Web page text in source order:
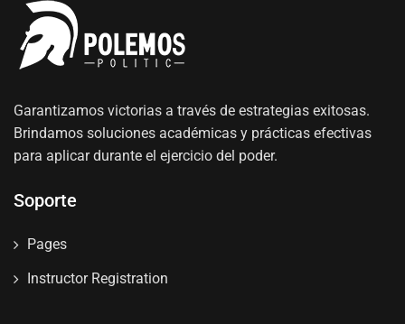
Garantizamos victorias a través de estrategias exitosas.
Brindamos soluciones académicas y prácticas efectivas
para aplicar durante el ejercicio del poder.
Soporte
Pages
Instructor Registration